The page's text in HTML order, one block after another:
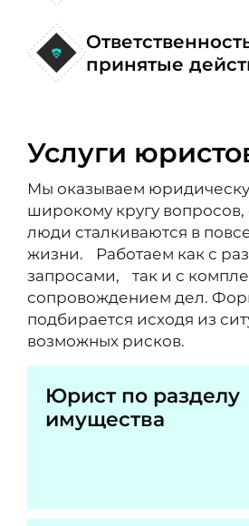
принятые
Услуги
Мы оказываем
широкому кругу
люди сталкиваются в
жизни. Работаем как с
запросами, так и с
сопровождением дел.
подбирается исходя из
возможных рисков.
Юрист по разделу
имущества